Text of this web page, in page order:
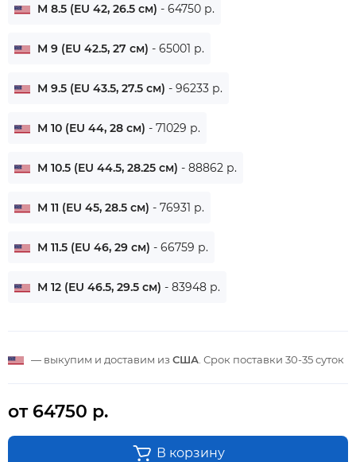
M 8.5 (EU 42, 26.5 см) - 64750 р.
M 9 (EU 42.5, 27 см) - 65001 р.
M 9.5 (EU 43.5, 27.5 см) - 96233 р.
M 10 (EU 44, 28 см) - 71029 р.
M 10.5 (EU 44.5, 28.25 см) - 88862 р.
M 11 (EU 45, 28.5 см) - 76931 р.
M 11.5 (EU 46, 29 см) - 66759 р.
M 12 (EU 46.5, 29.5 см) - 83948 р.
— выкупим и доставим из США . Срок поставки 30-35 суток
от 64750 р.
В корзину